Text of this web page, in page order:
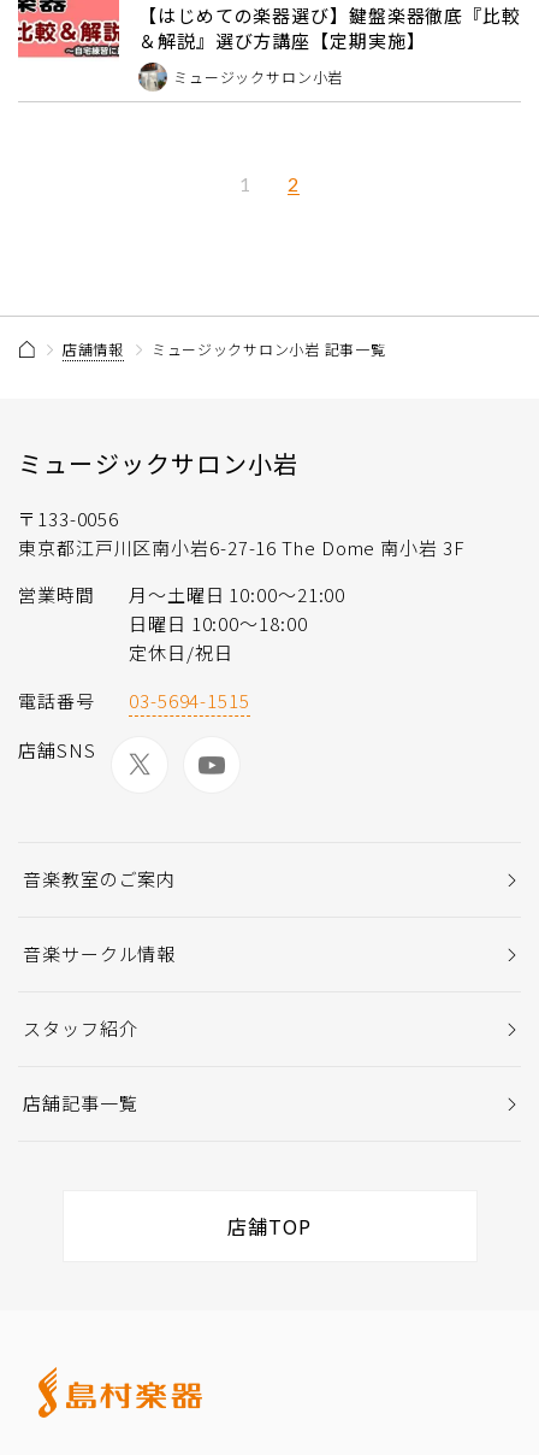
【はじめての楽器選び】鍵盤楽器徹底『比較
＆解説』選び方講座【定期実施】
ミュージックサロン小岩
1 2
店舗情報 ミュージックサロン小岩 記事一覧
ミュージックサロン小岩
〒133-0056
東京都江戸川区南小岩6-27-16 The Dome 南小岩 3F
営業時間
月〜土曜日 10:00〜21:00
日曜日 10:00〜18:00
定休日/祝日
電話番号
03-5694-1515
店舗SNS
音楽教室のご案内
音楽サークル情報
スタッフ紹介
店舗記事一覧
店舗TOP